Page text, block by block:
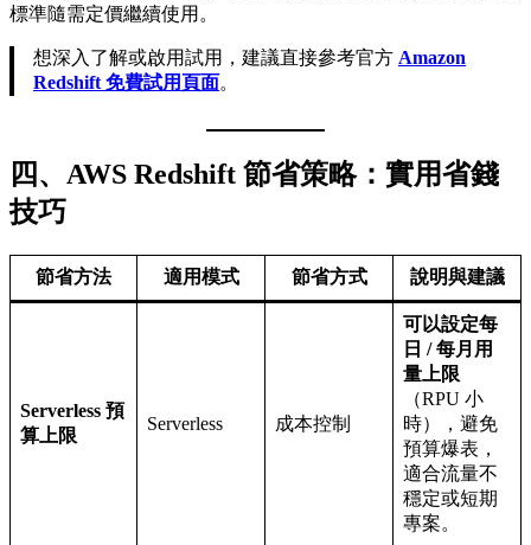
標準隨需定價繼續使用。
想深入了解或啟用試用，建議直接參考官方 Amazon
Redshift 免費試用頁面。
四、AWS Redshift 節省策略：實用省錢
技巧
節省方法 適用模式 節省方式 說明與建議
Serverless 預
算上限
Serverless 成本控制
可以設定每
日 / 每月用
量上限
（RPU 小
時），避免
預算爆表，
適合流量不
穩定或短期
專案。